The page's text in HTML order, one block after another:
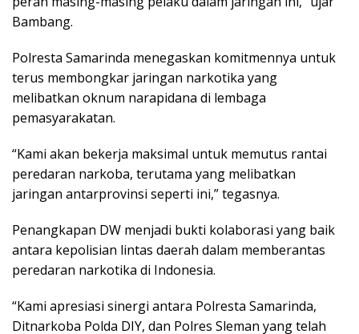
Bambang.
Polresta Samarinda menegaskan komitmennya untuk
terus membongkar jaringan narkotika yang
melibatkan oknum narapidana di lembaga
pemasyarakatan.
“Kami akan bekerja maksimal untuk memutus rantai
peredaran narkoba, terutama yang melibatkan
jaringan antarprovinsi seperti ini,” tegasnya.
Penangkapan DW menjadi bukti kolaborasi yang baik
antara kepolisian lintas daerah dalam memberantas
peredaran narkotika di Indonesia.
“Kami apresiasi sinergi antara Polresta Samarinda,
Ditnarkoba Polda DIY, dan Polres Sleman yang telah